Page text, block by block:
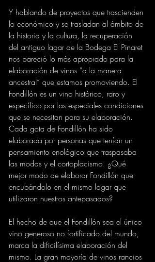
Y hablando de proyectos que trascienden
lo económico y se trasladan al ámbito de
la historia y la cultura, la recuperación
del antiguo lagar de la Bodega El Pinaret
nos pareció lo más apropiado para la
elaboración de vinos “a la manera
ancestral” que estamos promoviendo. El
Fondillón es un vino histórico, raro y
específico por las especiales condiciones
que se necesitan para su elaboración.
Cada gota de Fondillón ha sido
elaborada por personas que tenían un
pensamiento enológico que traspasaba
las modas y el cortoplacismo. ¿Qué
mejor modo de elaborar Fondillón que
encubándolo en el mismo lagar que
utilizaron nuestros antepasados?
El hecho de que el Fondillón sea el único
vino generoso no fortificado del mundo,
marca la dificilísima elaboración del
mismo. La gran mayoría de vinos rancios